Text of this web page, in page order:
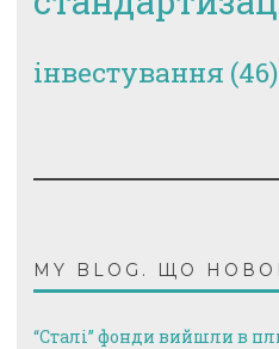
інвестування (46)
MY BLOG. ЩО
“Сталі” фонди вийшли в